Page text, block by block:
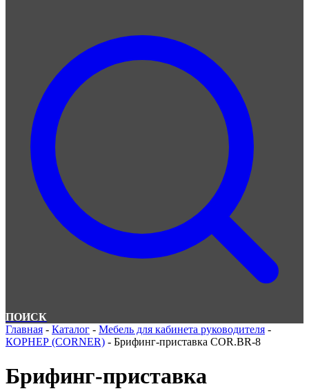
ПОИСК
Главная - Каталог - Мебель для кабинета руководителя -
КОРНЕР (CORNER) - Брифинг-приставка COR.BR-8
Брифинг-приставка